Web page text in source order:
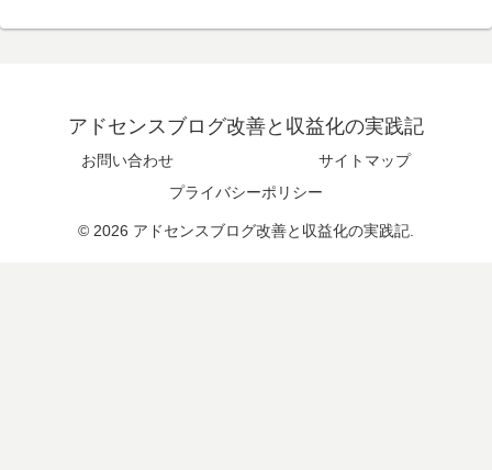
アドセンスブログ改善と収益化の実践記
お問い合わせ
サイトマップ
プライバシーポリシー
© 2026 アドセンスブログ改善と収益化の実践記.